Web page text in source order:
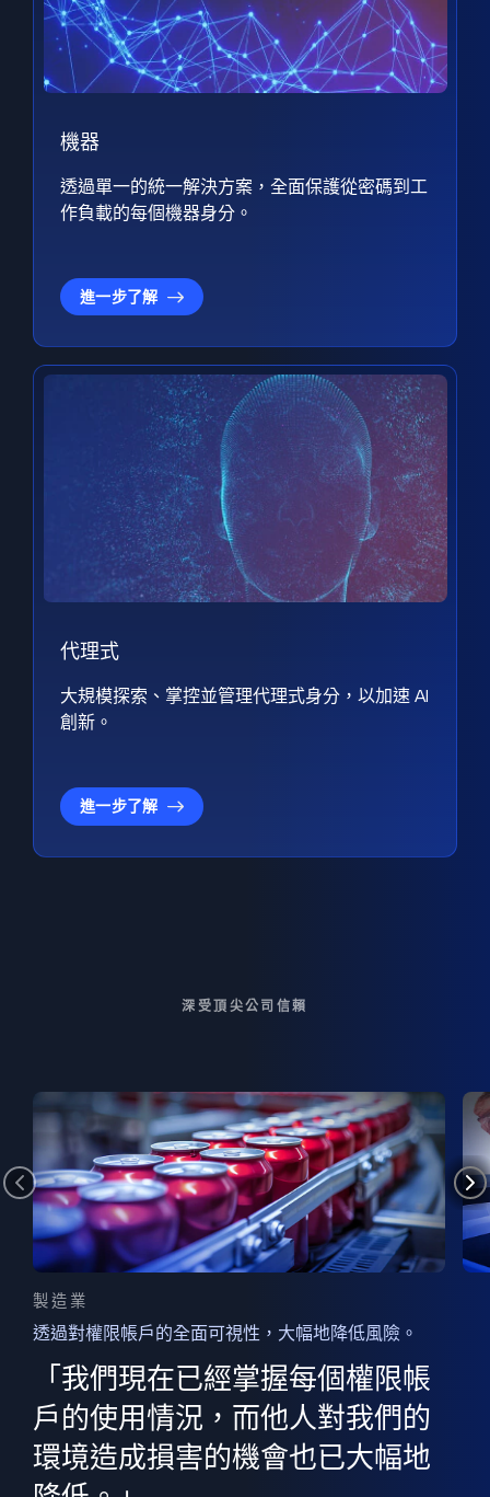
機器
透過單一的統一解決方案，全面保護從密碼到工
作負載的每個機器身分。
進一步了解
代理式
大規模探索、掌控並管理代理式身分，以加速 AI
創新。
進一步了解
深受頂尖公司信賴
製造業
透過對權限帳戶的全面可視性，大幅地降低風險。
「我們現在已經掌握每個權限帳
戶的使用情況，而他人對我們的
環境造成損害的機會也已大幅地